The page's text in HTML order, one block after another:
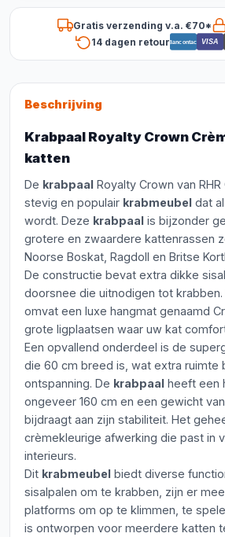
Gratis verzending v.a. €70*
14 dagen retourBancontact VISA
Beschrijving
Krabpaal Royalty Crown
katten
De krabpaal Royalty Crown van
stevig en populair krabmeubel dat
wordt. Deze krabpaal is bijzonder
grotere en zwaardere kattenrassen
Noorse Boskat, Ragdoll en Britse
De constructie bevat extra dikke
doorsnee die uitnodigen tot
omvat een luxe hangmat genaamd
grote ligplaatsen waar uw kat
Een opvallend onderdeel is de
die 60 cm breed is, wat extra ruimte
ontspanning. De krabpaal heeft een
ongeveer 160 cm en een gewicht
bijdraagt aan zijn stabiliteit. Het
crèmekleurige afwerking die past in
interieurs.
Dit krabmeubel biedt diverse
sisalpalen om te krabben, zijn er
platforms om op te klimmen, te
is ontworpen voor meerdere katten